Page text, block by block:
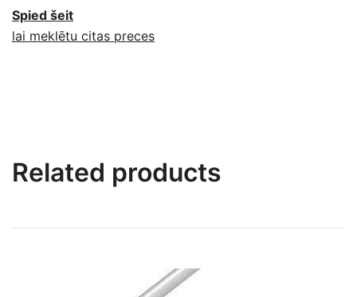
Spied šeit
lai meklētu citas preces
Related products